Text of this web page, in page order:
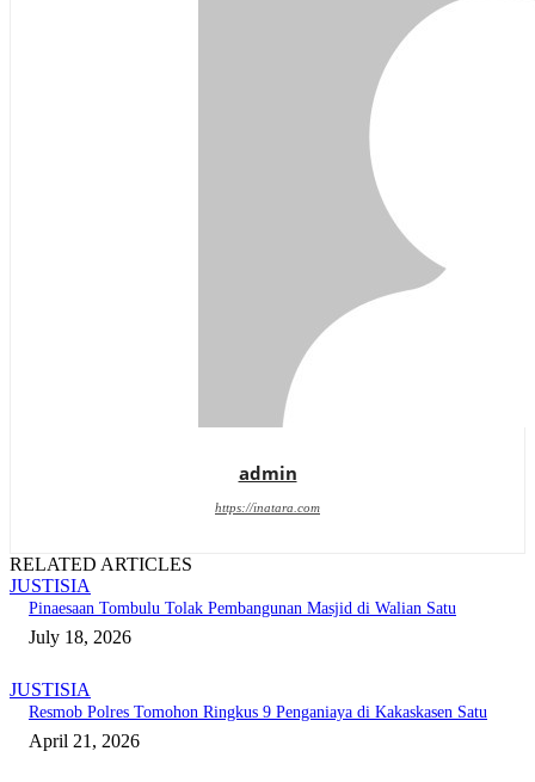
admin
https://inatara.com
RELATED ARTICLES
JUSTISIA
Pinaesaan Tombulu Tolak Pembangunan Masjid di Walian Satu
July 18, 2026
JUSTISIA
Resmob Polres Tomohon Ringkus 9 Penganiaya di Kakaskasen Satu
April 21, 2026